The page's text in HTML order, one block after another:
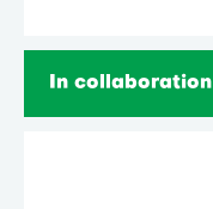
In collaboration